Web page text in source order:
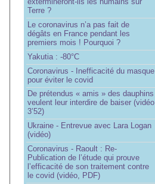
Terre ?
Le coronavirus n’a pas fait de
dégâts en France pendant les
premiers mois ! Pourquoi ?
Yakutia : -80°C
Coronavirus - Inefficacité du masque
pour éviter le covid
De prétendus « amis » des dauphins
veulent leur interdire de baiser (vidéo
3’52)
Ukraine - Entrevue avec Lara Logan
(vidéo)
Coronavirus - Raoult : Re-
Publication de l’étude qui prouve
l’efficacité de son traitement contre
le covid (vidéo, PDF)